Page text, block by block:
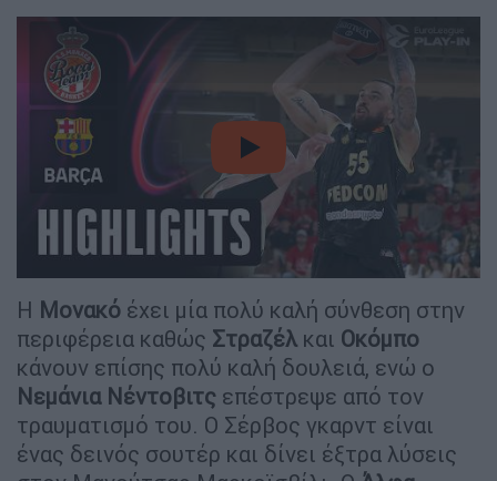
video
Η Μονακό έχει μία πολύ καλή σύνθεση στην
περιφέρεια καθώς Στραζέλ και Οκόμπο
κάνουν επίσης πολύ καλή δουλειά, ενώ ο
Νεμάνια Νέντοβιτς επέστρεψε από τον
τραυματισμό του. Ο Σέρβος γκαρντ είναι
ένας δεινός σουτέρ και δίνει έξτρα λύσεις